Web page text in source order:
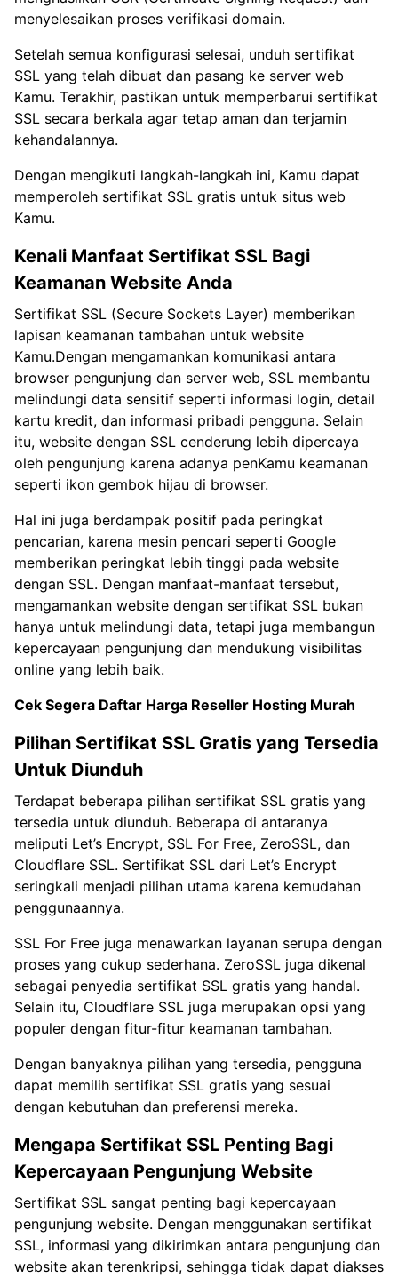
menyelesaikan proses verifikasi domain.
Setelah semua konfigurasi selesai, unduh sertifikat
SSL yang telah dibuat dan pasang ke server web
Kamu. Terakhir, pastikan untuk memperbarui sertifikat
SSL secara berkala agar tetap aman dan terjamin
kehandalannya.
Dengan mengikuti langkah-langkah ini, Kamu dapat
memperoleh sertifikat SSL gratis untuk situs web
Kamu.
Kenali Manfaat Sertifikat SSL Bagi
Keamanan Website Anda
Sertifikat SSL (Secure Sockets Layer) memberikan
lapisan keamanan tambahan untuk website
Kamu.Dengan mengamankan komunikasi antara
browser pengunjung dan server web, SSL membantu
melindungi data sensitif seperti informasi login, detail
kartu kredit, dan informasi pribadi pengguna. Selain
itu, website dengan SSL cenderung lebih dipercaya
oleh pengunjung karena adanya penKamu keamanan
seperti ikon gembok hijau di browser.
Hal ini juga berdampak positif pada peringkat
pencarian, karena mesin pencari seperti Google
memberikan peringkat lebih tinggi pada website
dengan SSL. Dengan manfaat-manfaat tersebut,
mengamankan website dengan sertifikat SSL bukan
hanya untuk melindungi data, tetapi juga membangun
kepercayaan pengunjung dan mendukung visibilitas
online yang lebih baik.
Cek Segera Daftar Harga Reseller Hosting Murah
Pilihan Sertifikat SSL Gratis yang Tersedia
Untuk Diunduh
Terdapat beberapa pilihan sertifikat SSL gratis yang
tersedia untuk diunduh. Beberapa di antaranya
meliputi Let’s Encrypt, SSL For Free, ZeroSSL, dan
Cloudflare SSL. Sertifikat SSL dari Let’s Encrypt
seringkali menjadi pilihan utama karena kemudahan
penggunaannya.
SSL For Free juga menawarkan layanan serupa dengan
proses yang cukup sederhana. ZeroSSL juga dikenal
sebagai penyedia sertifikat SSL gratis yang handal.
Selain itu, Cloudflare SSL juga merupakan opsi yang
populer dengan fitur-fitur keamanan tambahan.
Dengan banyaknya pilihan yang tersedia, pengguna
dapat memilih sertifikat SSL gratis yang sesuai
dengan kebutuhan dan preferensi mereka.
Mengapa Sertifikat SSL Penting Bagi
Kepercayaan Pengunjung Website
Sertifikat SSL sangat penting bagi kepercayaan
pengunjung website. Dengan menggunakan sertifikat
SSL, informasi yang dikirimkan antara pengunjung dan
website akan terenkripsi, sehingga tidak dapat diakses